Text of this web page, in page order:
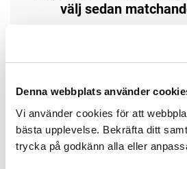
Denna webbplats använder
Vi använder cookies för att
bästa upplevelse. Bekräfta ditt
trycka på godkänn alla eller
välj sedan
Tråd
Mudd matchande
Enfärgat matchande